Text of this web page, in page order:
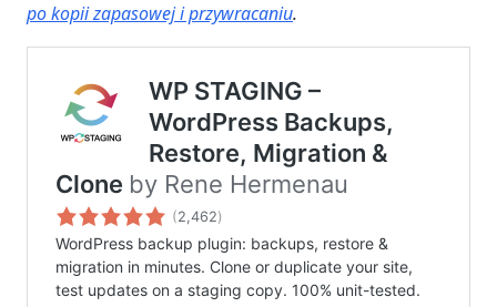
po kopii zapasowej i przywracaniu.